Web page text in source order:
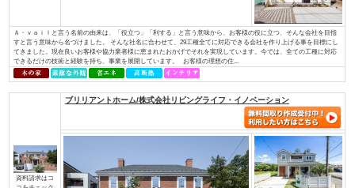
資料請求はコ
コをチェック